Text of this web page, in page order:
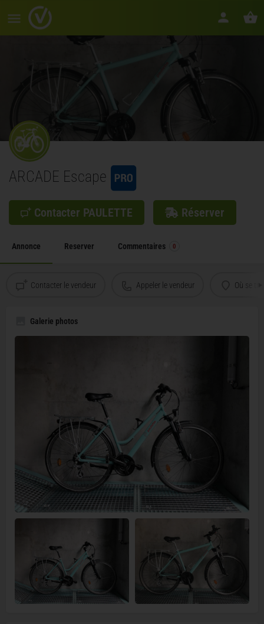
ARCADE Escape
Contacter PAULETTE Réserver
Annonce Reserver Commentaires 0
Contacter le vendeur Appeler le vendeur Où se
Galerie photos